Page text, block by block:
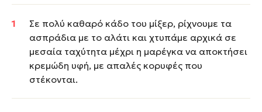
Σε πολύ καθαρό κάδο του μίξερ, ρίχνουμε τα
ασπράδια με το αλάτι και χτυπάμε αρχικά σε
μεσαία ταχύτητα μέχρι η μαρέγκα να αποκτήσει
κρεμώδη υφή, με απαλές κορυφές που
στέκονται.